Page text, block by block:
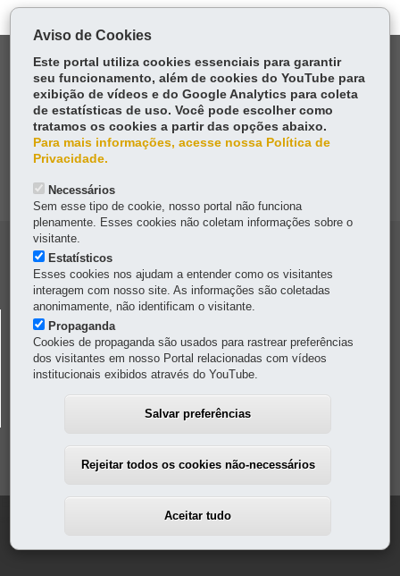
MAPA DO SITE
DENUNCIE CORRUPÇÃO
OUVIDORIA
TRANSPARÊNCIA INSTITUCIONAL
Navegacao
Colunas
PmprPOLÍCIA MILITAR DO PARANÁ
Av. Marechal Floriano Peixoto, 1401-80230-110 -Curitiba-PR
MAPA
Horário de atendimento: 8h a 11h30/
41 3304-4700-Em caso de emergência, ligue190
ser necessário habilitar o módulo original.
Aviso de Cookies
Este portal utiliza cookies essenciais para garantir
seu funcionamento, além de cookies do YouTube para
exibição de vídeos e do Google Analytics para coleta
de estatísticas de uso. Você pode escolher como
tratamos os cookies a partir das opções abaixo.
Para mais informações, acesse nossa Política de
Privacidade.
Necessários
Sem esse tipo de cookie, nosso portal não funciona
plenamente. Esses cookies não coletam informações sobre o
visitante.
Estatísticos
Esses cookies nos ajudam a entender como os visitantes
interagem com nosso site. As informações são coletadas
anonimamente, não identificam o visitante.
Propaganda
Cookies de propaganda são usados para rastrear preferências
dos visitantes em nosso Portal relacionadas com vídeos
institucionais exibidos através do YouTube.
Salvar preferências
Rejeitar todos os cookies não-necessários
Aceitar tudo